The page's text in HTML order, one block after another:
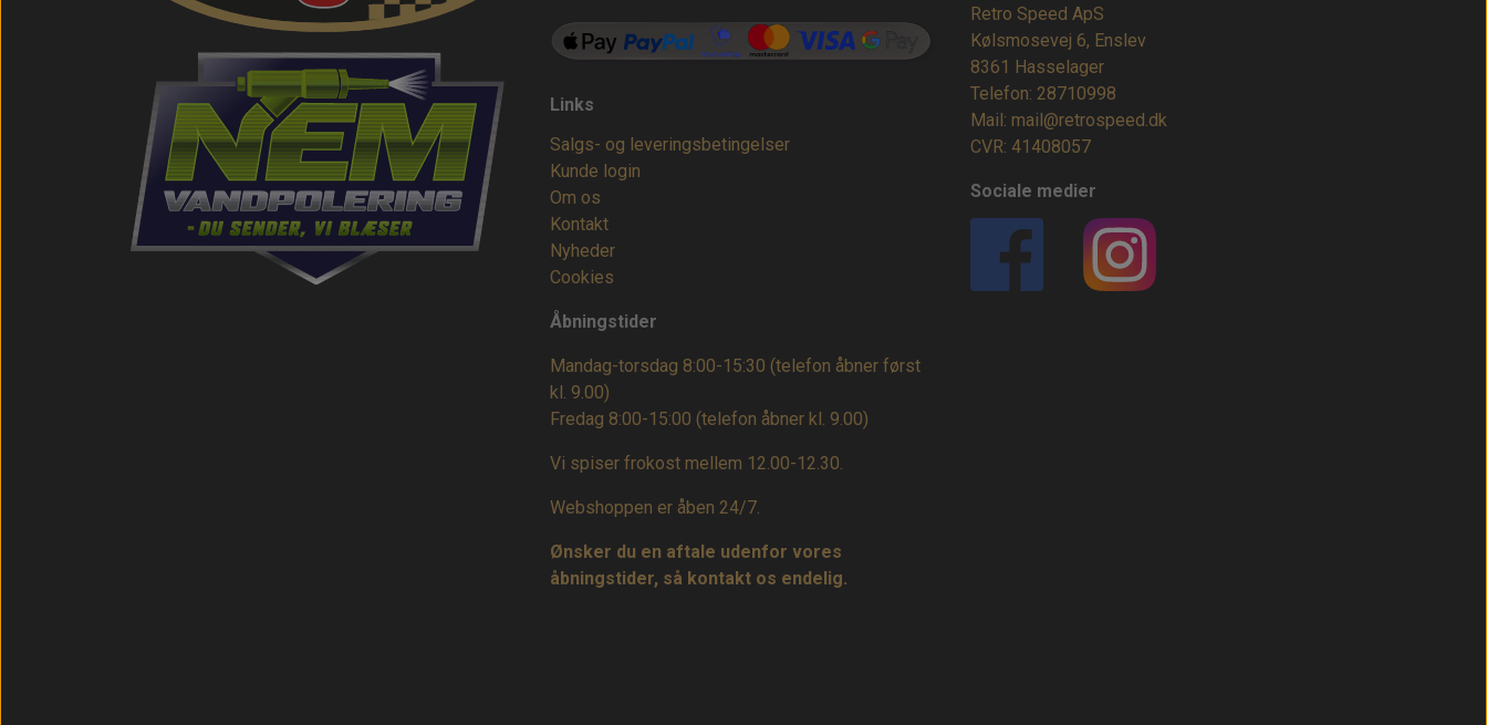
Links
Salgs- og leveringsbetingelser
Kunde login
Om os
Kontakt
Nyheder
Cookies
Åbningstider
Mandag-torsdag 8:00-15:30 (telefon åbner først
kl. 9.00)
Fredag 8:00-15:00 (telefon åbner kl. 9.00)
Vi spiser frokost mellem 12.00-12.30.
Webshoppen er åben 24/7.
Ønsker du en aftale udenfor vores
åbningstider, så kontakt os endelig.
Retro Speed ApS
Kølsmosevej 6, Enslev
8361 Hasselager
Telefon: 28710998
Mail: mail@retrospeed.dk
CVR: 41408057
Sociale medier